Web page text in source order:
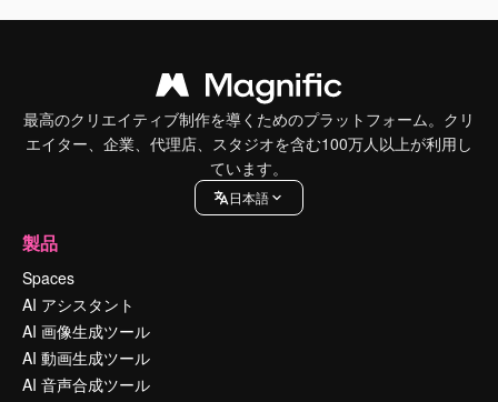
最高のクリエイティブ制作を導くためのプラットフォーム。クリ
エイター、企業、代理店、スタジオを含む100万人以上が利用し
ています。
日本語
製品
Spaces
AI アシスタント
AI 画像生成ツール
AI 動画生成ツール
AI 音声合成ツール